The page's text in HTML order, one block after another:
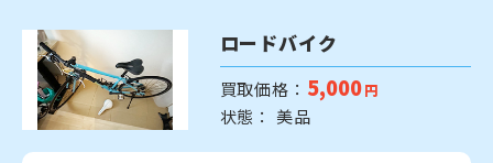
ロードバイク
買取価格： 5,000 円
状態： 美品